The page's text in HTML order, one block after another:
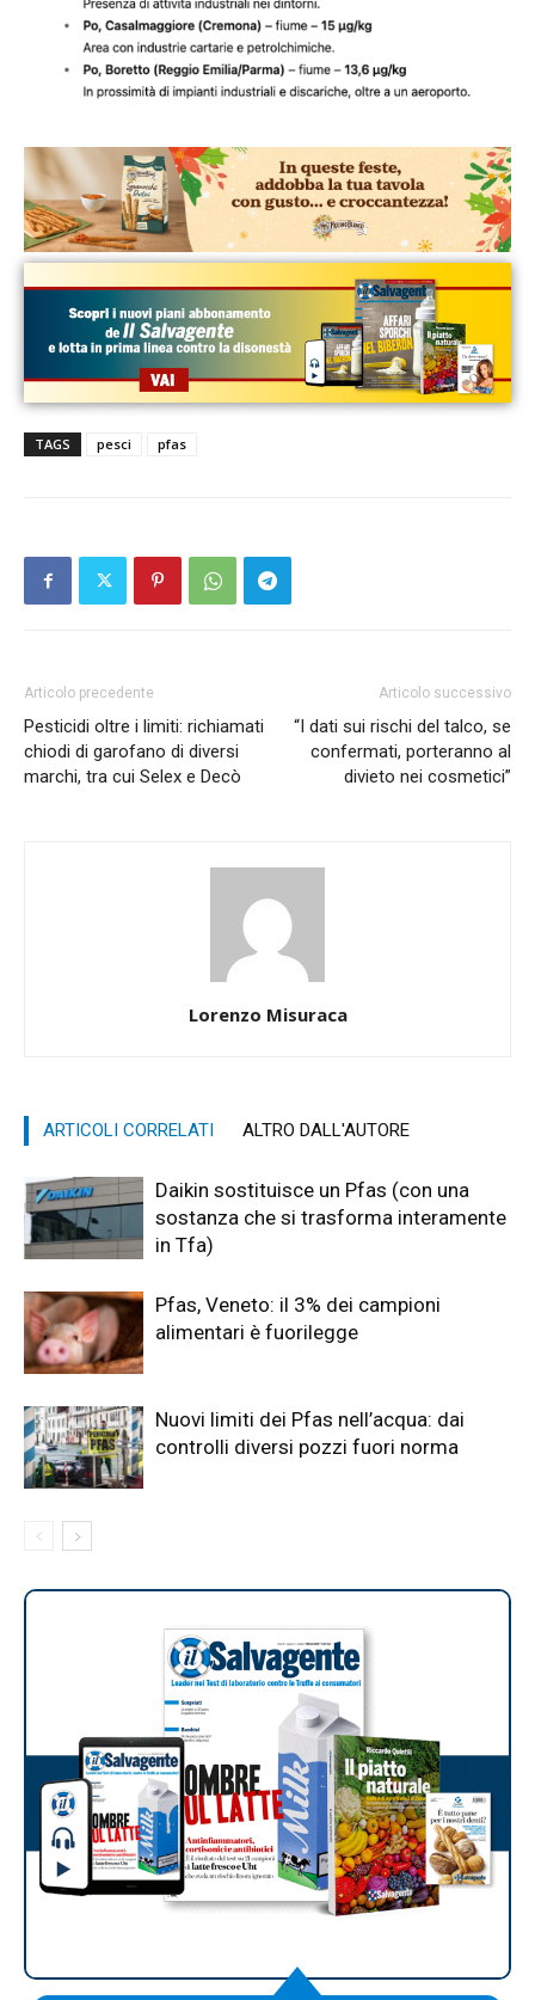
TAGS pesci pfas
Articolo precedente
Pesticidi oltre i limiti: richiamati
chiodi di garofano di diversi
marchi, tra cui Selex e Decò
Articolo successivo
“I dati sui rischi del talco, se
confermati, porteranno al
divieto nei cosmetici”
Lorenzo Misuraca
ARTICOLI CORRELATI ALTRO DALL'AUTORE
Daikin sostituisce un Pfas (con una
sostanza che si trasforma interamente
in Tfa)
Pfas, Veneto: il 3% dei campioni
alimentari è fuorilegge
Nuovi limiti dei Pfas nell’acqua: dai
controlli diversi pozzi fuori norma